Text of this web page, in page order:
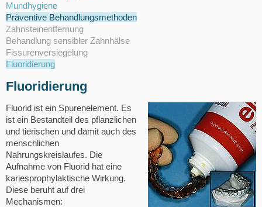
Mundhygiene
Präventive Behandlungsmethoden
Zahnsteinentfernung
Behandlung sensibler Zahnhälse
Fissurenversiegelung
Fluoridierung
Fluoridierung
Fluorid ist ein Spurenelement. Es
ist ein Bestandteil des pflanzlichen
und tierischen und damit auch des
menschlichen
Nahrungskreislaufes. Die
Aufnahme von Fluorid hat eine
kariesprophylaktische Wirkung.
Diese beruht auf drei
Mechanismen: